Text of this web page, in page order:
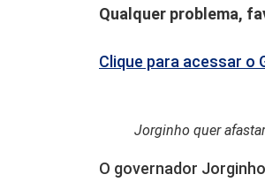
Qualquer problema,
Clique para acessar o
Jorginho quer
O governador